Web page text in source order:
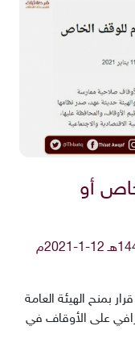
أو
بمنح الهيئة العامة
على الأوقاف في